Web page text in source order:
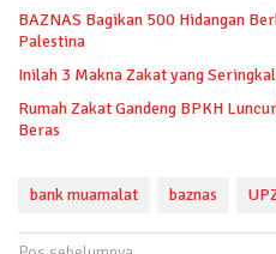
BAZNAS Bagikan 500 Hidangan
Palestina
Inilah 3 Makna Zakat yang
Rumah Zakat Gandeng BPKH
Beras
bank muamalat baznas